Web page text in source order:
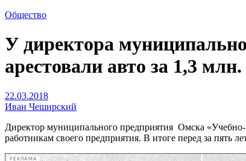
Общество
У директора
арестовали авто за 1,3 млн.
22.03.2018
Иван Чеширский
Директор муниципального предприятия Омска «Учебно-
работникам своего предприятия. В итоге перед за пять
РЕКЛАМА